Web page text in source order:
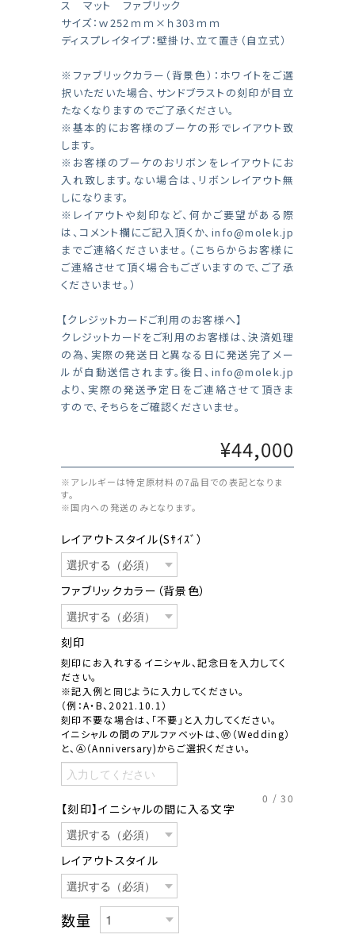
ス マット ファブリック
サイズ：ｗ252ｍｍ×ｈ303ｍｍ
ディスプレイタイプ：壁掛け、立て置き（自立式）
※ファブリックカラー（背景色）：ホワイトをご選
択いただいた場合、サンドブラストの刻印が目立
たなくなりますのでご了承ください。
※基本的にお客様のブーケの形でレイアウト致
します。
※お客様のブーケのおリボンをレイアウトにお
入れ致します。ない場合は、リボンレイアウト無
しになります。
※レイアウトや刻印など、何かご要望がある際
は、コメント欄にご記入頂くか、 info@molek.jp
までご連絡くださいませ。（こちらからお客様に
ご連絡させて頂く場合もございますので、ご了承
くださいませ。）
【クレジットカードご利用のお客様へ】
クレジットカードをご利用のお客様は、決済処理
の為、実際の発送日と異なる日に発送完了メー
ルが自動送信されます。後日、 info@molek.jp
より、実際の発送予定日をご連絡させて頂きま
すので、そちらをご確認くださいませ。
¥44,000
※アレルギーは特定原材料の7品目での表記となりま
す。
※国内への発送のみとなります。
レイアウトスタイル(Sｻｲｽﾞ）
ファブリックカラー（背景色）
刻印
刻印にお入れするイニシャル、記念日を入力してく
ださい。
※記入例と同じように入力してください。
（例：A・B、2021.10.1）
刻印不要な場合は、「不要」と入力してください。
イニシャルの間のアルファベットは、Ⓦ（Wedding）
と、Ⓐ（Anniversary)からご選択ください。
0 /30
【刻印】イニシャルの間に入る文字
レイアウトスタイル
数量